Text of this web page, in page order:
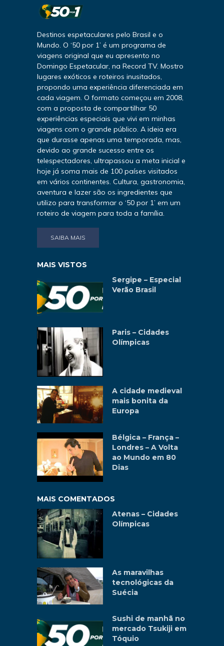
Destinos espetaculares pelo Brasil e o
Mundo. O ‘50 por 1’ é um programa de
viagens original que eu apresento no
Domingo Espetacular, na Record TV. Mostro
lugares exóticos e roteiros inusitados,
propondo uma experiência diferenciada em
cada viagem. O formato começou em 2008,
com a proposta de compartilhar 50
experiências especiais que vivi em minhas
viagens com o grande público. A ideia era
que durasse apenas uma temporada, mas,
devido ao grande sucesso entre os
telespectadores, ultrapassou a meta inicial e
hoje já soma mais de 100 países visitados
em vários continentes. Cultura, gastronomia,
aventura e lazer são os ingredientes que
utilizo para transformar o ‘50 por 1’ em um
roteiro de viagem para toda a família.
SAIBA MAIS
MAIS VISTOS
Sergipe – Especial
Verão Brasil
Paris – Cidades
Olímpicas
A cidade medieval
mais bonita da
Europa
Bélgica – França –
Londres – A Volta
ao Mundo em 80
Dias
MAIS COMENTADOS
Atenas – Cidades
Olímpicas
As maravilhas
tecnológicas da
Suécia
Sushi de manhã no
mercado Tsukiji em
Tóquio